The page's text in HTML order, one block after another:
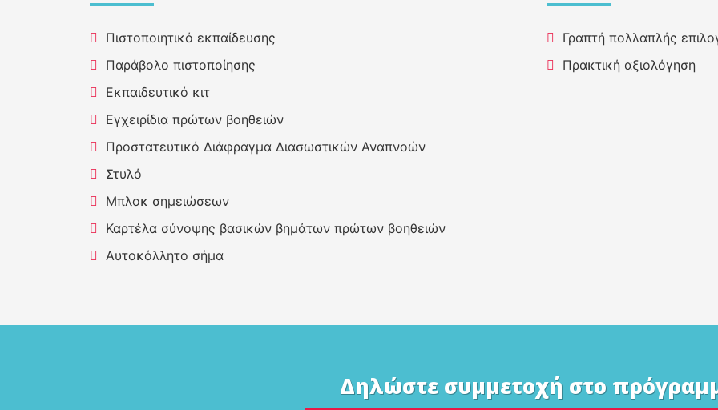
Πιστοποιητικό εκπαίδευσης
Παράβολο πιστοποίησης
Εκπαιδευτικό κιτ
Εγχειρίδια πρώτων βοηθειών
Προστατευτικό Διάφραγμα Διασωστικών Αναπνοών
Στυλό
Μπλοκ σημειώσεων
Καρτέλα σύνοψης βασικών βημάτων πρώτων βοηθειών
Αυτοκόλλητο σήμα
Γραπτή πολλαπλής
Πρακτική αξιολόγηση
Δηλώστε συμμετοχή στο